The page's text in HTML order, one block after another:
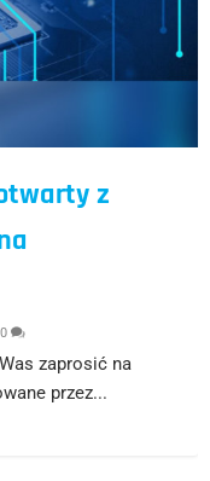
z
0
zaprosić na
przez...